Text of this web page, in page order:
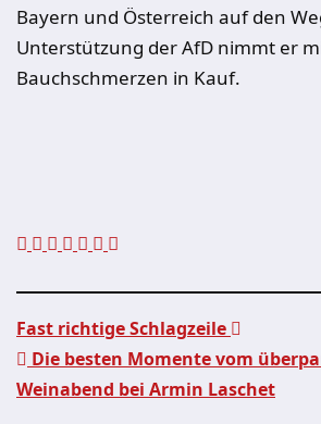
Bayern und Österreich auf den
Unterstützung der AfD nimmt er
Bauchschmerzen in Kauf.
Beitragsnavigation
Fast richtige Schlagzeile
Die besten Momente vom
Weinabend bei Armin Laschet